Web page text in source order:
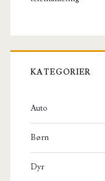
KATEGORIER
Auto
Børn
Dyr